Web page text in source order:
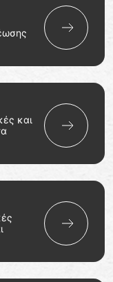
και